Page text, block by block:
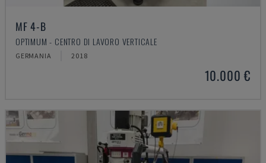
MF 4-B
OPTIMUM - CENTRO DI LAVORO VERTICALE
GERMANIA 2018
10.000 €